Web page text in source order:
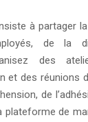
à partager
de la
des
et des réunions
de
plateforme de